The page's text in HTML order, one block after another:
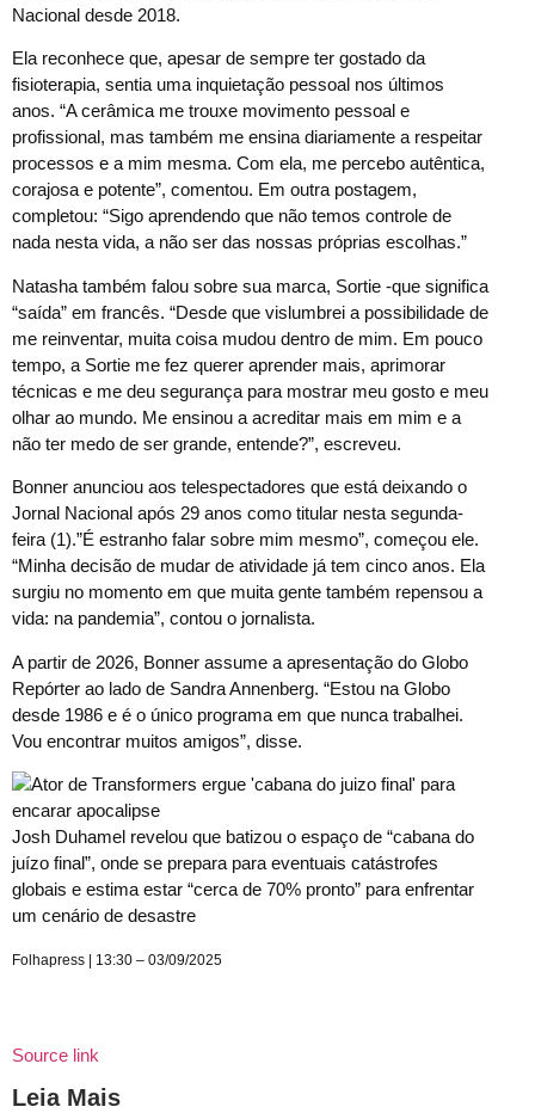
Nacional desde 2018.
Ela reconhece que, apesar de sempre ter gostado da
fisioterapia, sentia uma inquietação pessoal nos últimos
anos. “A cerâmica me trouxe movimento pessoal e
profissional, mas também me ensina diariamente a respeitar
processos e a mim mesma. Com ela, me percebo autêntica,
corajosa e potente”, comentou. Em outra postagem,
completou: “Sigo aprendendo que não temos controle de
nada nesta vida, a não ser das nossas próprias escolhas.”
Natasha também falou sobre sua marca, Sortie -que significa
“saída” em francês. “Desde que vislumbrei a possibilidade de
me reinventar, muita coisa mudou dentro de mim. Em pouco
tempo, a Sortie me fez querer aprender mais, aprimorar
técnicas e me deu segurança para mostrar meu gosto e meu
olhar ao mundo. Me ensinou a acreditar mais em mim e a
não ter medo de ser grande, entende?”, escreveu.
Bonner anunciou aos telespectadores que está deixando o
Jornal Nacional após 29 anos como titular nesta segunda-
feira (1).”É estranho falar sobre mim mesmo”, começou ele.
“Minha decisão de mudar de atividade já tem cinco anos. Ela
surgiu no momento em que muita gente também repensou a
vida: na pandemia”, contou o jornalista.
A partir de 2026, Bonner assume a apresentação do Globo
Repórter ao lado de Sandra Annenberg. “Estou na Globo
desde 1986 e é o único programa em que nunca trabalhei.
Vou encontrar muitos amigos”, disse.
Josh Duhamel revelou que batizou o espaço de “cabana do
juízo final”, onde se prepara para eventuais catástrofes
globais e estima estar “cerca de 70% pronto” para enfrentar
um cenário de desastre
Folhapress | 13:30 – 03/09/2025
Source link
Leia Mais